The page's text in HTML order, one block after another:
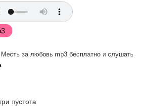
за любовь mp3 бесплатно и слушать
пустота